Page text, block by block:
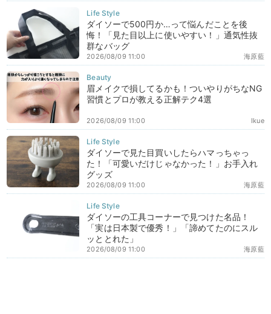
ダイソーで500円か…って悩んだことを後
悔！「見た目以上に使いやすい！」通気性抜
群なバッグ
海原藍
2026/08/09 11:00
眉メイクで損してるかも！ついやりがちなNG
習慣とプロが教える正解テク4選
Ikue
2026/08/09 11:00
ダイソーで見た目買いしたらハマっちゃっ
た！「可愛いだけじゃなかった！」お手入れ
グッズ
海原藍
2026/08/09 11:00
ダイソーの工具コーナーで見つけた名品！
「実は日本製で優秀！」「諦めてたのにスル
ッととれた」
海原藍
2026/08/09 11:00